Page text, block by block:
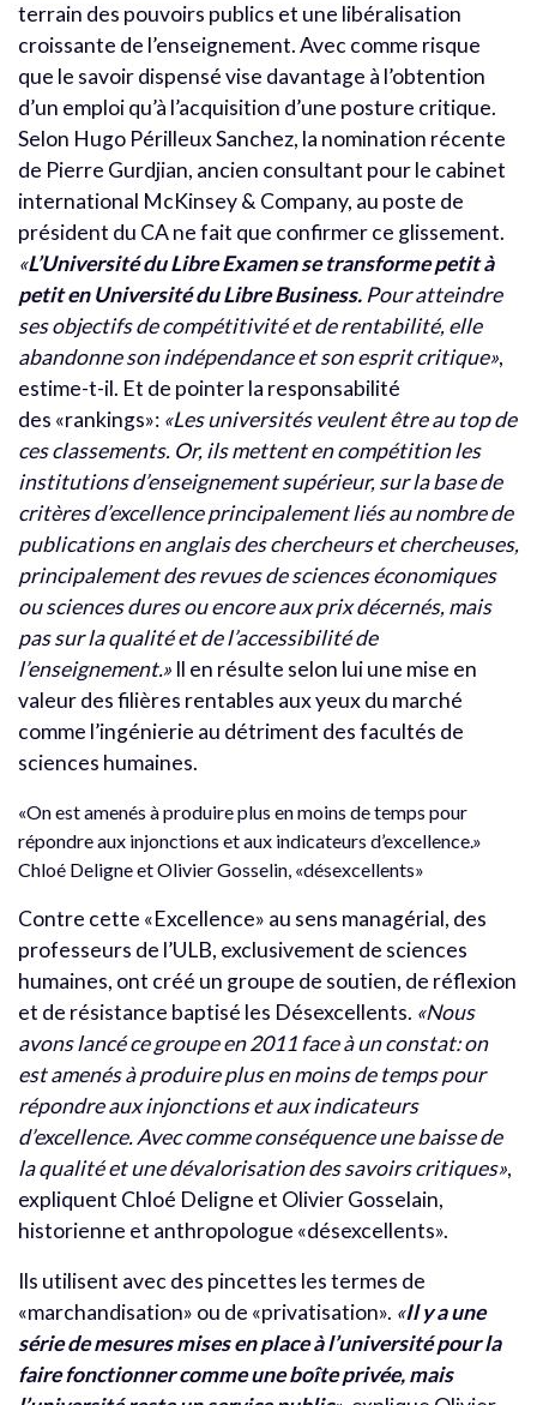
terrain des pouvoirs publics et une libéralisation
croissante de l’enseignement. Avec comme risque
que le savoir dispensé vise davantage à l’obtention
d’un emploi qu’à l’acquisition d’une posture critique.
Selon Hugo Périlleux Sanchez, la nomination récente
de Pierre Gurdjian, ancien consultant pour le cabinet
international McKinsey & Company, au poste de
président du CA ne fait que confirmer ce glissement.
«L’Université du Libre Examen se transforme petit à
petit en Université du Libre Business.Pour atteindre
ses objectifs de compétitivité et de rentabilité, elle
abandonne son indépendance et son esprit critique»,
estime-t-il. Et de pointer la responsabilité
des «rankings»: «Les universités veulent être au top de
ces classements. Or, ils mettent en compétition les
institutions d’enseignement supérieur, sur la base de
critères d’excellence principalement liés au nombre de
publications en anglais des chercheurs et chercheuses,
principalement des revues de sciences économiques
ou sciences dures ou encore aux prix décernés, mais
pas sur la qualité et de l’accessibilité de
l’enseignement.» Il en résulte selon lui une mise en
valeur des filières rentables aux yeux du marché
comme l’ingénierie au détriment des facultés de
sciences humaines.
«On est amenés à produire plus en moins de temps pour
répondre aux injonctions et aux indicateurs d’excellence.»
Chloé Deligne et Olivier Gosselin, «désexcellents»
Contre cette «Excellence» au sens managérial, des
professeurs de l’ULB, exclusivement de sciences
humaines, ont créé un groupe de soutien, de réflexion
et de résistance baptisé les Désexcellents. «Nous
avons lancé ce groupe en 2011 face à un constat: on
est amenés à produire plus en moins de temps pour
répondre aux injonctions et aux indicateurs
d’excellence. Avec comme conséquence une baisse de
la qualité et une dévalorisation des savoirs critiques»,
expliquent Chloé Deligne et Olivier Gosselain,
historienne et anthropologue «désexcellents».
Ils utilisent avec des pincettes les termes de
«marchandisation» ou de «privatisation». «Il y a une
série de mesures mises en place à l’université pour la
faire fonctionner comme une boîte privée, mais